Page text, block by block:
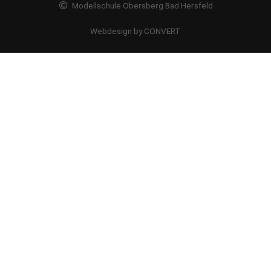
Modellschule Obersberg Bad Hersfeld
Webdesign by CONVERT